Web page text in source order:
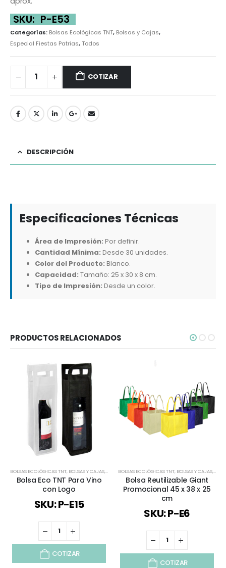
SKU: P-E53
Categorías: Bolsas Ecológicas TNT, Bolsas y Cajas,
Especial Fiestas Patrias,Todos
COTIZAR
DESCRIPCIÓN
Especificaciones Técnicas
Área de Impresión: Por definir.
Cantidad Mínima: Desde 30 unidades.
Color del Producto: Blanco.
Capacidad: Tamaño: 25 x 30 x 8 cm.
Tipo de Impresión: Desde un color.
PRODUCTOS RELACIONADOS
BOLSAS ECOLÓGICAS TNT, BOLSAS Y CAJAS,ESPECIAL FIESTAS PATRIAS,REGALOS FIESTAS PATRIAS
Bolsa Eco TNT Para Vino
con Logo
SKU: P-E15
COTIZAR
BOLSAS ECOLÓGICAS TNT, BOLSAS Y CAJAS,
Bolsa Reutilizable Giant
Promocional 45 x 38 x 25
cm
SKU: P-E6
COTIZAR